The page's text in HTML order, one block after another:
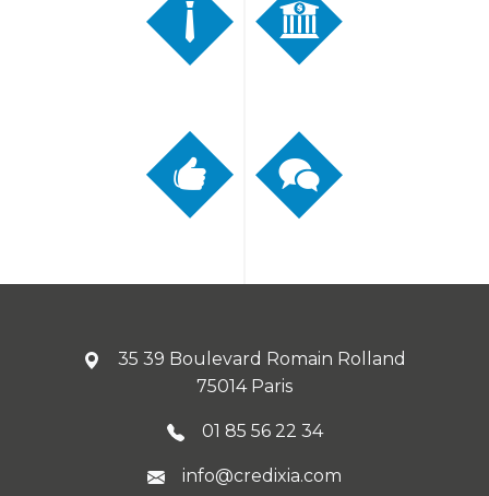
35 39 Boulevard Romain Rolland
75014 Paris
01 85 56 22 34
info@credixia.com